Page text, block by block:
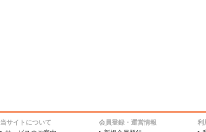
当サイトについて
会員登録・運営情報
利